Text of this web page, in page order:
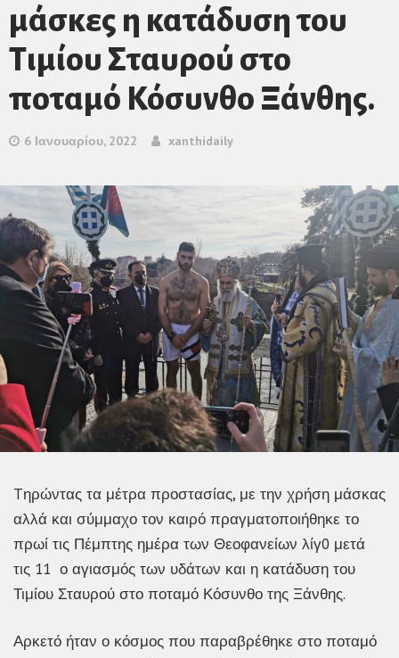
μάσκες η κατάδυση του
Τιμίου Σταυρού στο
ποταμό Κόσυνθο Ξάνθης.
6 Ιανουαρίου, 2022 xanthidaily
Tηρώντας τα μέτρα προστασίας, με την χρήση μάσκας
αλλά και σύμμαχο τον καιρό πραγματοποιήθηκε το
πρωί τις Πέμπτης ημέρα των Θεοφανείων λίγ0 μετά
τις 11 ο αγιασμός των υδάτων και η κατάδυση του
Τιμίου Σταυρού στο ποταμό Κόσυνθο της Ξάνθης.
Αρκετό ήταν ο κόσμος που παραβρέθηκε στο ποταμό